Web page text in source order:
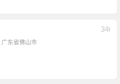
广东省佛山市
34F